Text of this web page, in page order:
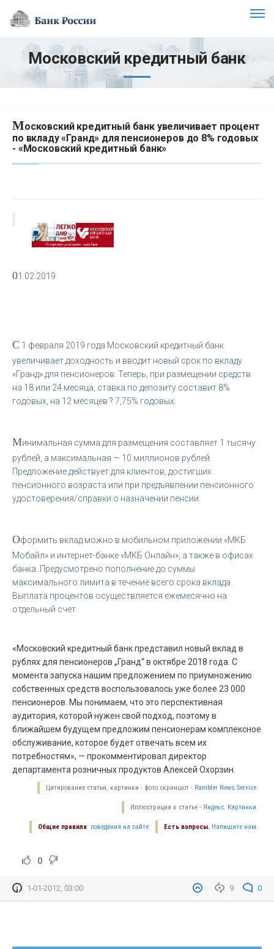
Московский кредитный банк
Московский кредитный банк увеличивает процент
по вкладу «Гранд» для пенсионеров до 8% годовых
- «Московский кредитный банк»
01.02.2019
С 1 февраля 2019 года Московский кредитный банк
увеличивает доходность и вводит новый срок по вкладу
«Гранд» для пенсионеров. Теперь, при размещении средств
на 18 или 24 месяца, ставка по депозиту составит 8%
годовых, на 12 месяцев ? 7,75% годовых.
Минимальная сумма для размещения составляет 1 тысячу
рублей, а максимальная — 10 миллионов рублей.
Предложение действует для клиентов, достигших
пенсионного возраста или при предъявлении пенсионного
удостоверения/справки о назначении пенсии.
Оформить вклад можно в мобильном приложении «МКБ
Мобайл» и интернет-банке «МКБ Онлайн», а также в офисах
банка. Предусмотрено пополнение до суммы
максимального лимита в течение всего срока вклада.
Выплата процентов осуществляется ежемесячно на
отдельный счет.
«Московский кредитный банк представил новый вклад в
рублях для пенсионеров „Гранд“ в октябре 2018 года. С
момента запуска нашим предложением по приумножению
собственных средств воспользовалось уже более 23 000
пенсионеров. Мы понимаем, что это перспективная
аудитория, которой нужен свой подход, поэтому в
ближайшем будущем предложим пенсионерам комплексное
обслуживание, которое будет отвечать всем их
потребностям», — прокомментировал директор
департамента розничных продуктов Алексей Охорзин.
Цитирование статьи, картинки - фото скриншот - Rambler News Service.
Иллюстрация к статье - Яндекс. Картинки.
Есть вопросы. Напишите нам.
Общие правила поведения на сайте.
0
9 0
1-01-2012, 03:00